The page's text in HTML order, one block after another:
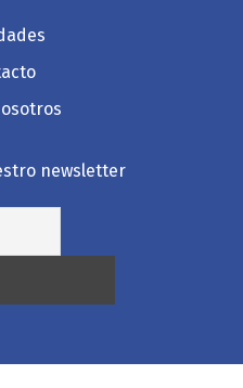
newsletter